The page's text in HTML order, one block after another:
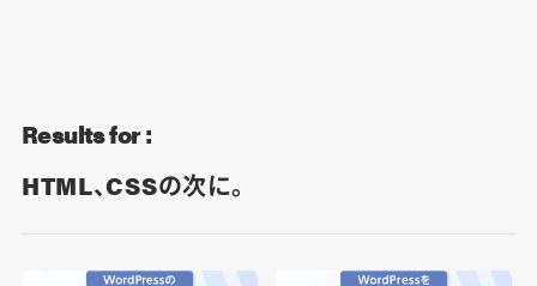
Results for :
HTML、CSSの次に。